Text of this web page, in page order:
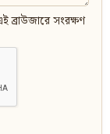
ব্রাউজারে সংরক্ষণ